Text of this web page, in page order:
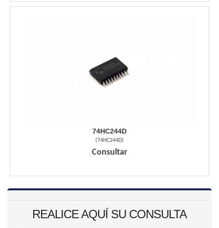
74HC244D
(74HC244D)
Consultar
REALICE AQUÍ SU CONSULTA